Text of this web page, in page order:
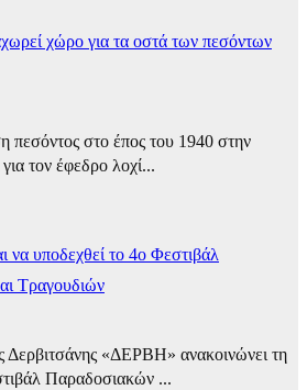
χώρο για τα οστά των πεσόντων
πεσόντος στο έπος του 1940 στην
τον έφεδρο λοχί...
να υποδεχθεί το 4ο Φεστιβάλ
Τραγουδιών
Δερβιτσάνης «ΔΕΡΒΗ» ανακοινώνει τη
Παραδοσιακών ...